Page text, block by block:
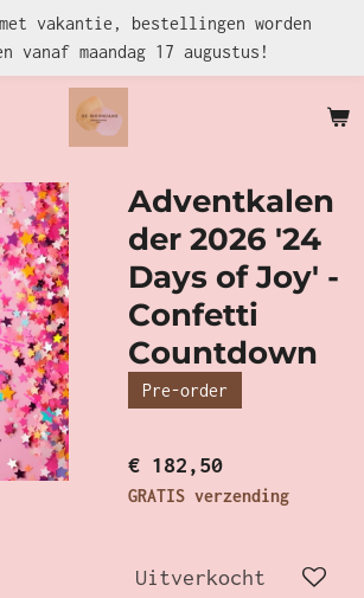
vakantie, bestellingen worden
vanaf maandag 17 augustus!
Adventkalen
der 2026 '24
Days of Joy' -
Confetti
Countdown
Pre-order
€ 182,50
GRATIS verzending
Uitverkocht